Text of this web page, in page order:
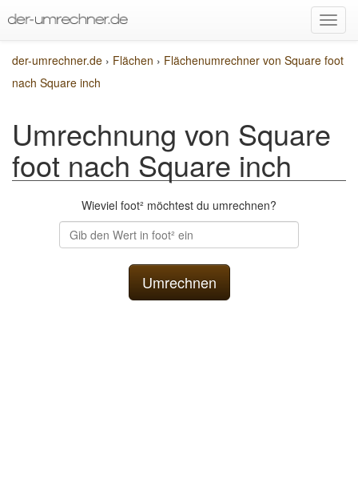
der-umrechner.de › Flächen › Flächenumrechner von Square foot
nach Square inch
Umrechnung von Square
foot nach Square inch
Wieviel foot² möchtest du umrechnen?